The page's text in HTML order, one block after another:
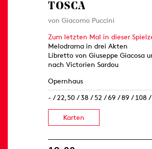
TOSCA
von Giacomo Puccini
Zum letzten Mal in dieser
Melodrama in drei Akten
Libretto von Giuseppe Giacosa
nach Victorien Sardou
Opernhaus
- / 22,50 / 38 / 52 / 69 / 89 / 108
Karten